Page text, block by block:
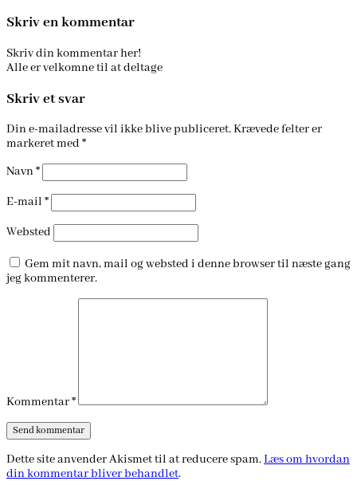
Skriv en kommentar
Skriv din kommentar her!
Alle er velkomne til at deltage
Skriv et svar
Din e-mailadresse vil ikke blive publiceret.Krævede felter er
markeret med *
Navn*
E-mail *
Websted
Gem mit navn, mail og websted i denne browser til næste gang
jeg kommenterer.
Kommentar*
Dette site anvender Akismet til at reducere spam.Læs om hvordan
din kommentar bliver behandlet.